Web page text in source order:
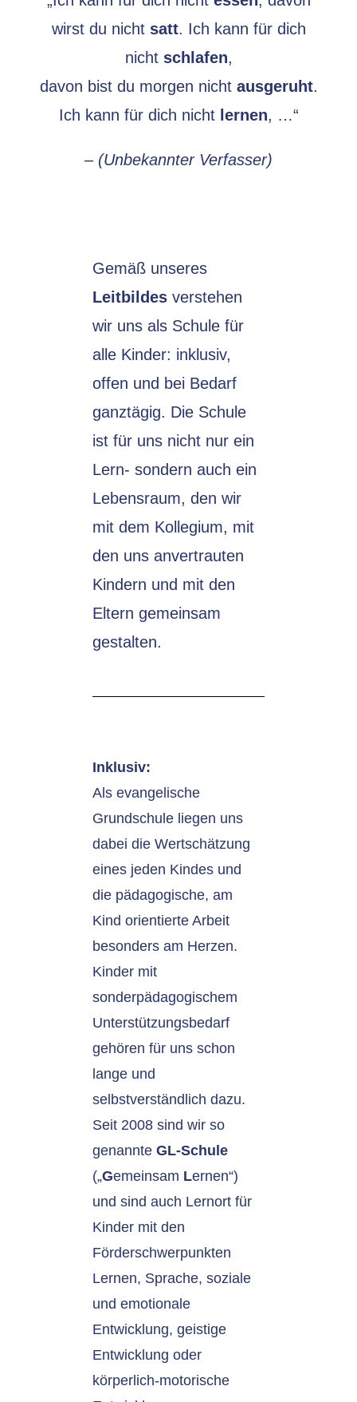
wirst du nicht satt. Ich kann für dich
nicht schlafen,
davon bist du morgen nicht ausgeruht.
Ich kann für dich nicht lernen, …“
– (Unbekannter Verfasser)
Gemäß unseres
Leitbildes verstehen
wir uns als Schule für
alle Kinder: inklusiv,
offen und bei Bedarf
ganztägig. Die Schule
ist für uns nicht nur ein
Lern- sondern auch ein
Lebensraum, den wir
mit dem Kollegium, mit
den uns anvertrauten
Kindern und mit den
Eltern gemeinsam
gestalten.
Inklusiv:
Als evangelische
Grundschule liegen uns
dabei die Wertschätzung
eines jeden Kindes und
die pädagogische, am
Kind orientierte Arbeit
besonders am Herzen.
Kinder mit
sonderpädagogischem
Unterstützungsbedarf
gehören für uns schon
lange und
selbstverständlich dazu.
Seit 2008 sind wir so
genannteGL-Schule
(„Gemeinsam Lernen“)
und sind auch Lernort für
Kinder mit den
Förderschwerpunkten
Lernen, Sprache, soziale
und emotionale
Entwicklung, geistige
Entwicklung oder
körperlich-motorische